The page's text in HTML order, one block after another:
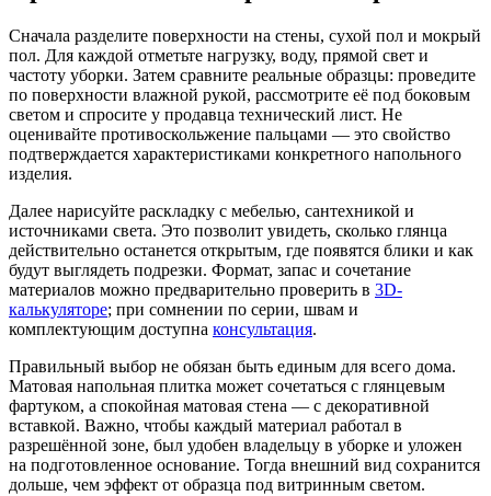
Сначала разделите поверхности на стены, сухой пол и мокрый
пол. Для каждой отметьте нагрузку, воду, прямой свет и
частоту уборки. Затем сравните реальные образцы: проведите
по поверхности влажной рукой, рассмотрите её под боковым
светом и спросите у продавца технический лист. Не
оценивайте противоскольжение пальцами — это свойство
подтверждается характеристиками конкретного напольного
изделия.
Далее нарисуйте раскладку с мебелью, сантехникой и
источниками света. Это позволит увидеть, сколько глянца
действительно останется открытым, где появятся блики и как
будут выглядеть подрезки. Формат, запас и сочетание
материалов можно предварительно проверить в 3D-
калькуляторе; при сомнении по серии, швам и
комплектующим доступна консультация.
Правильный выбор не обязан быть единым для всего дома.
Матовая напольная плитка может сочетаться с глянцевым
фартуком, а спокойная матовая стена — с декоративной
вставкой. Важно, чтобы каждый материал работал в
разрешённой зоне, был удобен владельцу в уборке и уложен
на подготовленное основание. Тогда внешний вид сохранится
дольше, чем эффект от образца под витринным светом.